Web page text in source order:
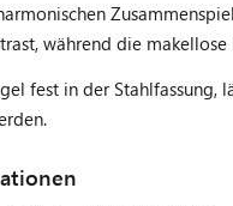
während die
fest in der Stahlfassung,